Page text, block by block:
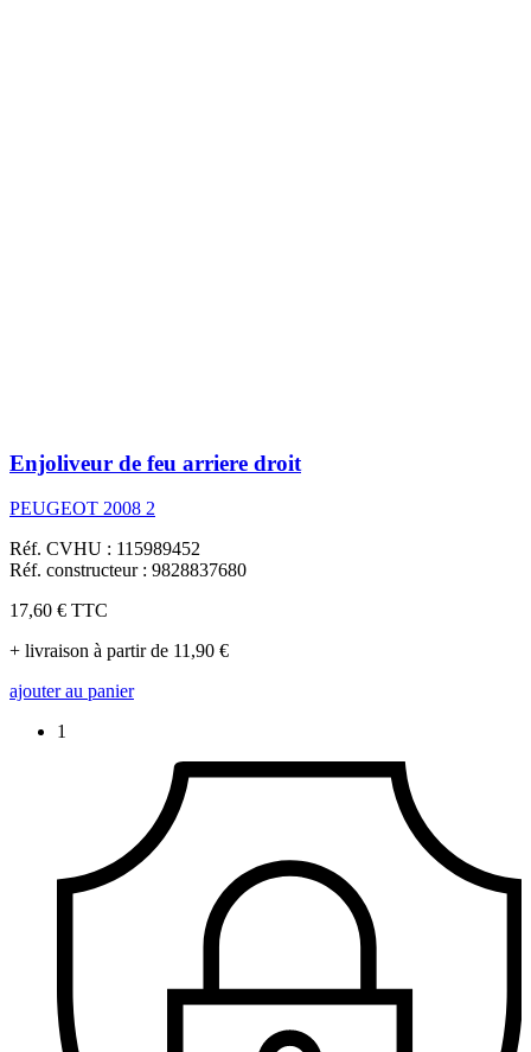
Enjoliveur de feu arriere droit
PEUGEOT 2008 2
Réf. CVHU : 115989452
Réf. constructeur : 9828837680
17,60 € TTC
+ livraison à partir de 11,90 €
ajouter au panier
1